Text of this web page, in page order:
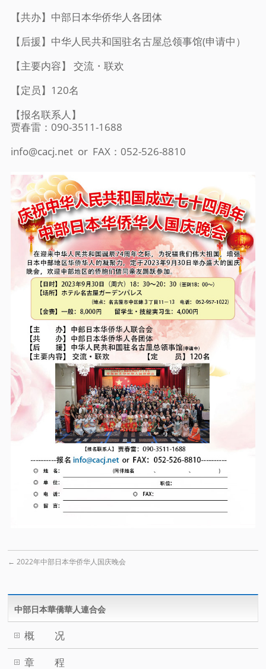
【共办】中部日本华侨华人各团体
【后援】中华人民共和国驻名古屋总领事馆(申请中）
【主要内容】 交流・联欢
【定员】120名
【报名联系人】
贾春雷：090-3511-1688
info@cacj.net or FAX：052-526-8810
← 2022年中部日本华侨华人国庆晚会
中部日本華僑華人連合会
概 况
章 程